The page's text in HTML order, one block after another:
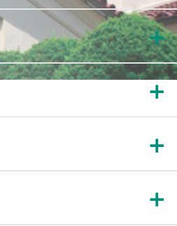
＋
＋
＋
＋